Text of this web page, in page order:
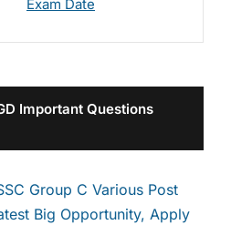
Exam Date
Important Questions
Group C Various Post
Big Opportunity, Apply